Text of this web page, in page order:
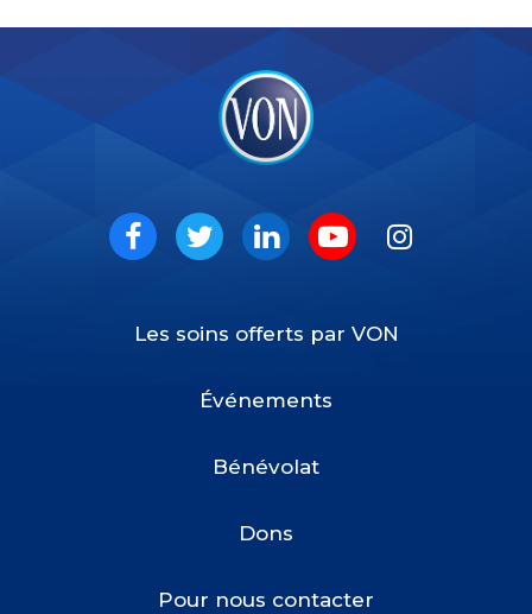
Social
Les soins offerts par VON
Événements
Bénévolat
Dons
Pour nous contacter